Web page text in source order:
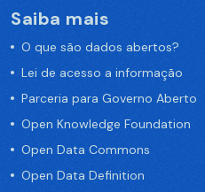
Saiba mais
O que são dados abertos?
Lei de acesso a informação
Parceria para Governo Aberto
Open Knowledge Foundation
Open Data Commons
Open Data Definition